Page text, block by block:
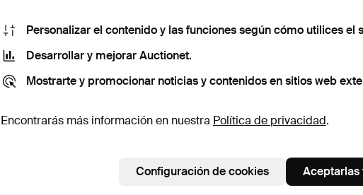
Subastado 7 ago 2026
Subastado 7 ago 2026
Personalizar el contenido y las funciones según cómo utilices el
Desarrollar y mejorar Auctionet.
Mostrarte y promocionar noticias y contenidos en sitios web
Encontrarás más información en nuestra Política de privacidad.
Configuración de cookies Aceptarlas